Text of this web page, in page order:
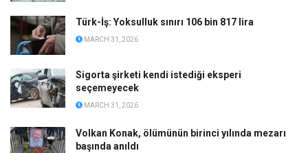
Türk-İş: Yoksulluk sınırı 106 bin 817 lira
MARCH 31, 2026
Sigorta şirketi kendi istediği eksperi
seçemeyecek
MARCH 31, 2026
Volkan Konak, ölümünün birinci yılında mezarı
başında anıldı